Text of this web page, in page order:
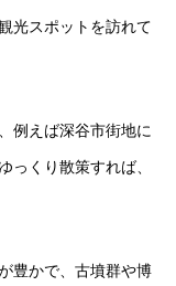
光スポットを訪れて
例えば深谷市街地に
っくり散策すれば、
豊かで、古墳群や博